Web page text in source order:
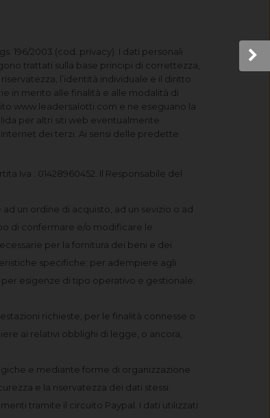
196/2003 (cod. privacy). I dati personali
trattati sulla base principi di correttezza,
l’identità individuale e il diritto
in merito alle finalità e alle modalità di
www.leadersalotti.com e ne eseguano la
per altri siti web eventualmente
dei terzi. Ai sensi delle predette
Iva : 01428960452. Il Responsabile del
un ordine di acquisto, ad un sevizio o ad
di confermare e/o modificare le
per la fornitura dei beni e dei
specifiche; per adempiere agli
esigenze di tipo operativo e gestionale;
richieste, per le finalità connesse o
ai relativi obblighi di legge, o ancora,
e mediante forme di organizzazione
e la riservatezza dei dati stessi.
tramite il circuito Paypal. I dati utilizzati